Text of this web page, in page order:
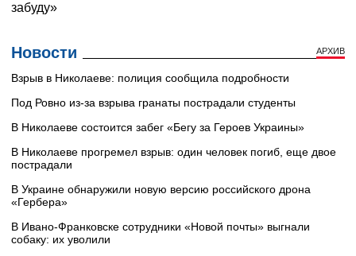
Новости АРХИВ
Взрыв в Николаеве: полиция сообщила подробности
Под Ровно из-за взрыва гранаты пострадали студенты
В Николаеве состоится забег «Бегу за Героев Украины»
В Николаеве прогремел взрыв: один человек погиб, еще двое
пострадали
В Украине обнаружили новую версию российского дрона
«Гербера»
В Ивано-Франковске сотрудники «Новой почты» выгнали
собаку: их уволили